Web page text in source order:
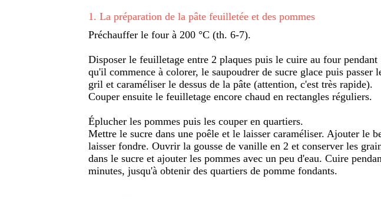
1 . La préparation de la pâte feuilletée et des pommes
Préchauffer le four à 200 °C (th. 6-7).
Disposer le feuilletage entre 2 plaques puis le cuire au four
qu'il commence à colorer, le saupoudrer de sucre glace puis passer
gril et caraméliser le dessus de la pâte (attention, c'est très rapide).
Couper ensuite le feuilletage encore chaud en rectangles réguliers.
Éplucher les pommes puis les couper en quartiers.
Mettre le sucre dans une poêle et le laisser caraméliser. Ajouter le
laisser fondre. Ouvrir la gousse de vanille en 2 et conserver les
dans le sucre et ajouter les pommes avec un peu d'eau. Cuire
minutes, jusqu'à obtenir des quartiers de pomme fondants.